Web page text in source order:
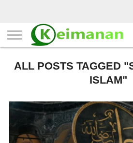
ALL POSTS TAGGED
ISLAM"